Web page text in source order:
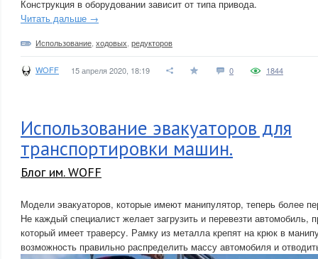
Конструкция в оборудовании зависит от типа привода.
Читать дальше →
Использование ходовых редукторов
WOFF 15 апреля 2020, 18:19 0 1844
Использование эвакуаторов для
транспортировки машин.
Блог им. WOFF
Модели эвакуаторов, которые имеют манипулятор, теперь более
Не каждый специалист желает загрузить и перевезти автомобиль,
который имеет траверсу. Рамку из металла крепят на крюк в
возможность правильно распределить массу автомобиля и